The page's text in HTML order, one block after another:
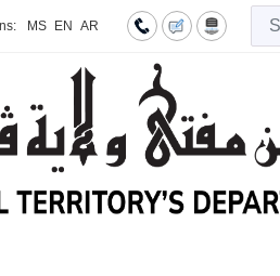
MS EN AR